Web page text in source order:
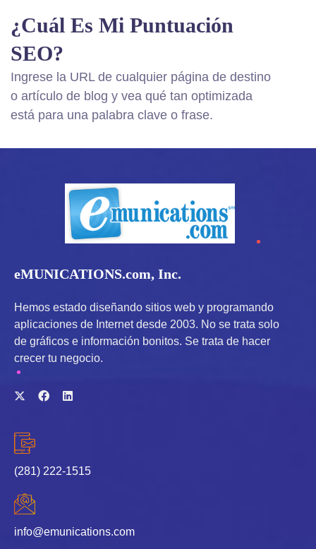
¿Cuál Es Mi Puntuación
SEO?
Ingrese la URL de cualquier página de destino
o artículo de blog y vea qué tan optimizada
está para una palabra clave o frase.
eMUNICATIONS.com, Inc.
Hemos estado diseñando sitios web y programando
aplicaciones de Internet desde 2003. No se trata solo
de gráficos e información bonitos. Se trata de hacer
crecer tu negocio.
(281) 222-1515
info@emunications.com